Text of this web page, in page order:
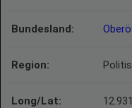
Bundesland:
Region:
Long/Lat: